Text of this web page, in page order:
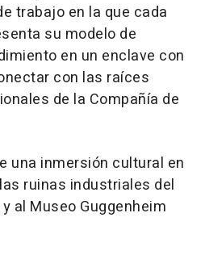
trabajo en la que cada
su modelo de
en un enclave con
con las raíces
de la Compañía de
una inmersión cultural en
ruinas industriales del
al Museo Guggenheim